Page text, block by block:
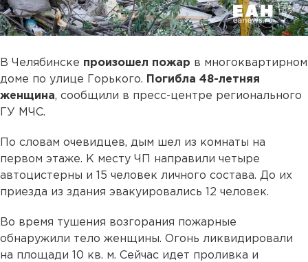
В Челябинске произошел пожар в многоквартирном
доме по улице Горького.
Погибла 48-летняя
женщина, сообщили в пресс-центре регионального
ГУ МЧС.
По словам очевидцев, дым шел из комнаты на
первом этаже. К месту ЧП направили четыре
автоцистерны и 15 человек личного состава. До их
приезда из здания эвакуировались 12 человек.
Во время тушения возгорания пожарные
обнаружили тело женщины. Огонь ликвидировали
на площади 10 кв. м. Сейчас идет проливка и